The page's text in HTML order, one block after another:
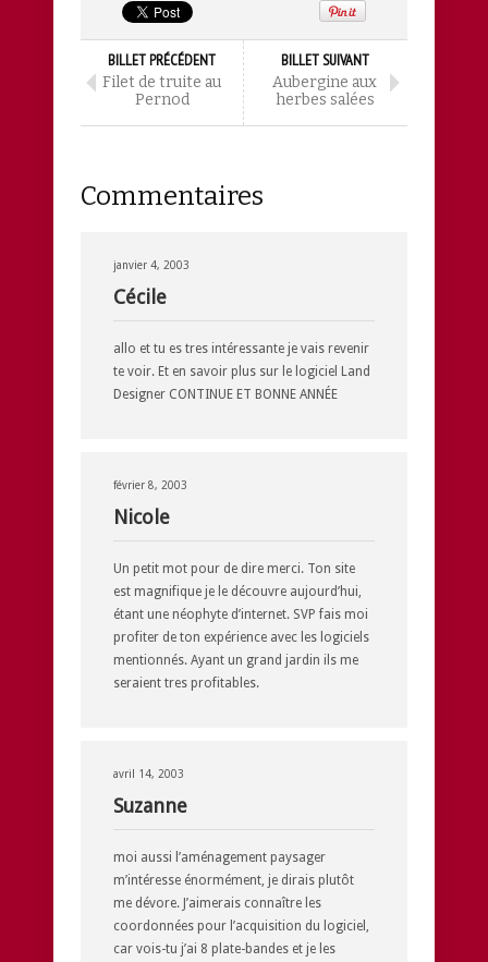
BILLET PRÉCÉDENT
Filet de truite au
Pernod
BILLET SUIVANT
Aubergine aux
herbes salées
Commentaires
janvier 4, 2003
Cécile
allo et tu es tres intéressante je vais revenir
te voir. Et en savoir plus sur le logiciel Land
Designer CONTINUE ET BONNE ANNÉE
février 8, 2003
Nicole
Un petit mot pour de dire merci. Ton site
est magnifique je le découvre aujourd’hui,
étant une néophyte d’internet. SVP fais moi
profiter de ton expérience avec les logiciels
mentionnés. Ayant un grand jardin ils me
seraient tres profitables.
avril 14, 2003
Suzanne
moi aussi l’aménagement paysager
m’intéresse énormément, je dirais plutôt
me dévore. J’aimerais connaître les
coordonnées pour l’acquisition du logiciel,
car vois-tu j’ai 8 plate-bandes et je les